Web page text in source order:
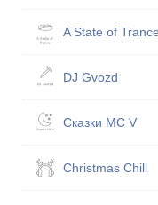
A State of Trance
DJ Gvozd
Сказ­ки MC V
Christmas Chill